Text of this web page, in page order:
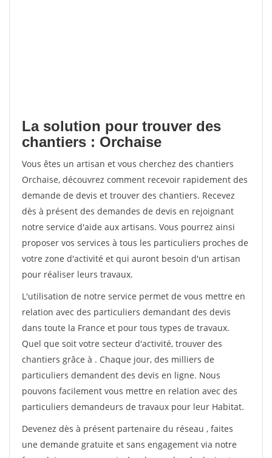
La solution pour trouver des
chantiers : Orchaise
Vous êtes un artisan et vous cherchez des chantiers
Orchaise, découvrez comment recevoir rapidement des
demande de devis et trouver des chantiers. Recevez
dès à présent des demandes de devis en rejoignant
notre service d'aide aux artisans. Vous pourrez ainsi
proposer vos services à tous les particuliers proches de
votre zone d'activité et qui auront besoin d'un artisan
pour réaliser leurs travaux.
L'utilisation de notre service permet de vous mettre en
relation avec des particuliers demandant des devis
dans toute la France et pour tous types de travaux.
Quel que soit votre secteur d'activité, trouver des
chantiers grâce à . Chaque jour, des milliers de
particuliers demandent des devis en ligne. Nous
pouvons facilement vous mettre en relation avec des
particuliers demandeurs de travaux pour leur Habitat.
Devenez dès à présent partenaire du réseau , faites
une demande gratuite et sans engagement via notre